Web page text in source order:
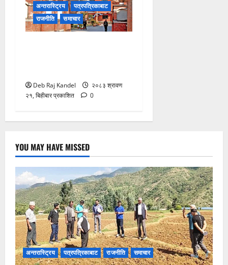
अन्तरास्ट्रिय
पत्रपत्रिकाबाट
राजनीति
समाचार
Deb Raj Kandel
२०८३ श्रावण
२१, बिहीबार प्रकाशित
0
YOU MAY HAVE MISSED
अन्तरास्ट्रिय पत्रपत्रिकाबाट राजनीति समाचार